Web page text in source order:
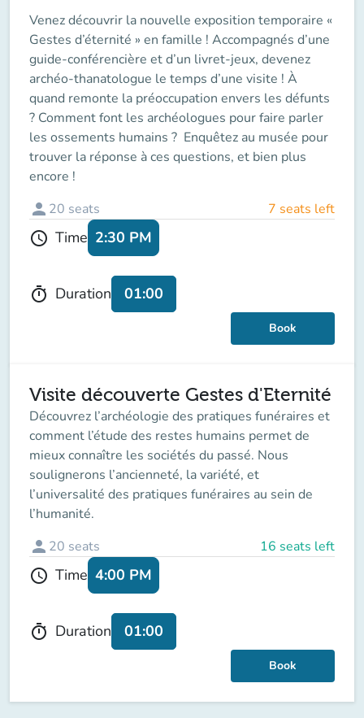
Venez découvrir la nouvelle exposition temporaire «
Gestes d’éternité » en famille ! Accompagnés d’une
guide-conférencière et d’un livret-jeux, devenez
archéo-thanatologue le temps d’une visite ! À
quand remonte la préoccupation envers les défunts
? Comment font les archéologues pour faire parler
les ossements humains ? Enquêtez au musée pour
trouver la réponse à ces questions, et bien plus
encore !
person 20 seats 7 seats left
schedule Time 2:30 PM
timer Duration 01:00
Book
Visite découverte Gestes d'Eternité
Découvrez l’archéologie des pratiques funéraires et
comment l’étude des restes humains permet de
mieux connaître les sociétés du passé. Nous
soulignerons l’ancienneté, la variété, et
l’universalité des pratiques funéraires au sein de
l’humanité.
person 20 seats 16 seats left
schedule Time 4:00 PM
timer Duration 01:00
Book